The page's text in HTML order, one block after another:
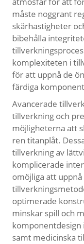
måste noggrant
skärhastigheter
bibehålla
komplexiteten i
för att uppnå de
färdiga
Avancerade
tillverkning och
möjligheterna att
ren titanplåt.
tillverkning av
komplicerade
omöjliga att
optimerade
minskar spill och
samt medicinska